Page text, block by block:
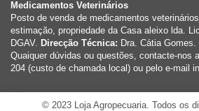
Medicamentos Veterinários
Posto de venda de medicamentos
estimação, propriedade da Casa aleixo lda.
DGAV. Direcção Técnica: Dra. Cátia Gomes.
Quaiquer dúvidas ou questões, contacte-nos
204 (custo de chamada local) ou pelo e-mail
© 2023 Loja Agropecuaria. Todos os